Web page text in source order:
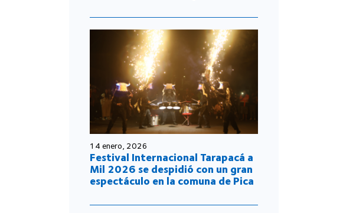
14 enero, 2026
Festival Internacional Tarapacá a
Mil 2026 se despidió con un gran
espectáculo en la comuna de Pica